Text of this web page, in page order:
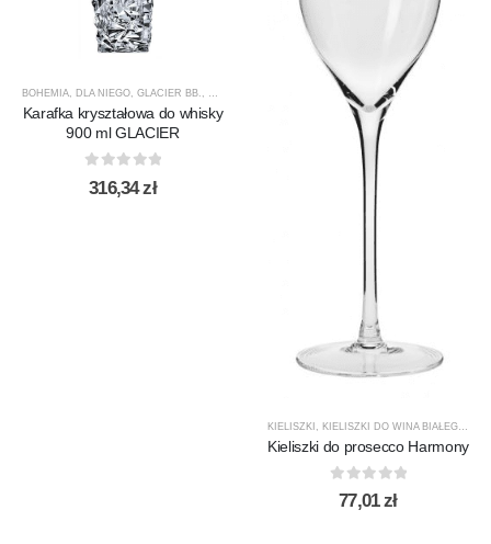
BOHEMIA, DLA NIEGO, GLACIER BB. , KARAFKI KARAFKI DO WHISKY PREZENTY
Karafka kryształowa do whisky
900 ml GLACIER
0out of 5
316,34zł
KIELISZKI KIELISZKI DO WINA BIAŁEGO
Kieliszki do prosecco Harmony
out of 5
77,01zł